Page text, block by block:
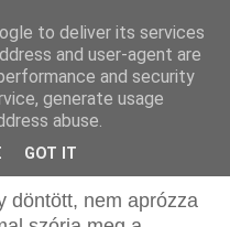
ajánló
döntött, nem aprózza
to deliver its services
and user-agent are
and security
generate usage
abuse.
GOT IT